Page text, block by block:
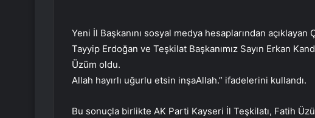
Yeni İl Başkanını sosyal medya hesaplarından açıklayan
Tayyip Erdoğan ve Teşkilat Başkanımız Sayın Erkan
Üzüm oldu.
Allah hayırlı uğurlu etsin inşaAllah.” ifadelerini kullandı.
Bu sonuçla birlikte AK Parti Kayseri İl Teşkilatı, Fatih